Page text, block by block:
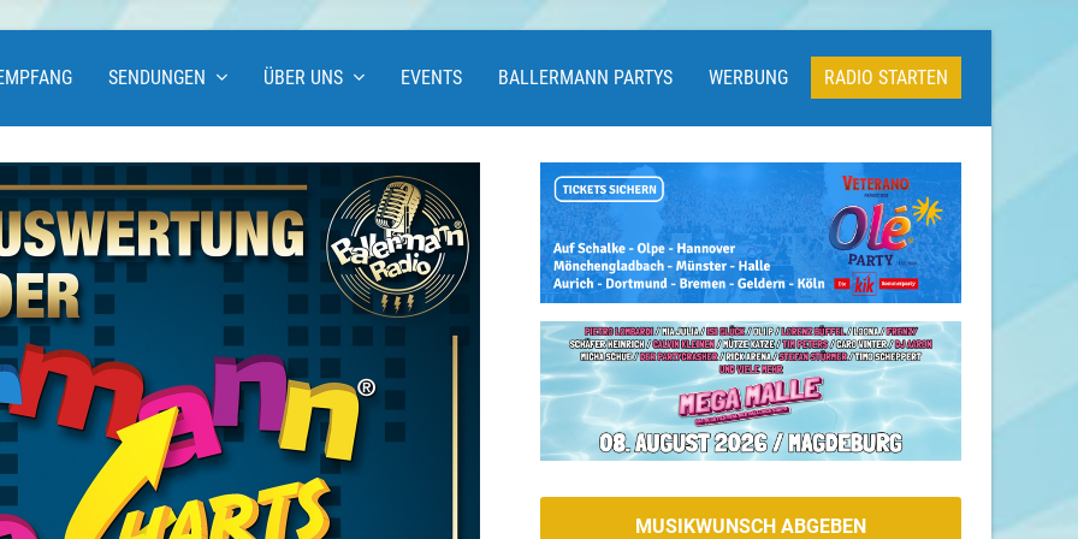
SENDUNGEN ÜBER UNS EVENTS BALLERMANN PARTYS WERBUNG RADIO STARTEN
MUSIKWUNSCH ABGEBEN